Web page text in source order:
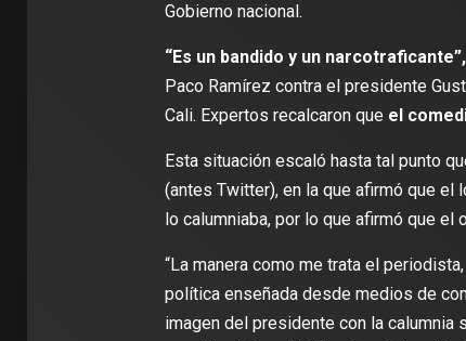
Gobierno nacional.
“Es un bandido y un narcotraficante”,
Paco Ramírez contra el presidente
Cali. Expertos recalcaron que el
Esta situación escaló hasta tal punto
(antes Twitter), en la que afirmó que el
lo calumniaba, por lo que afirmó que
“La manera como me trata el
política enseñada desde medios de
imagen del presidente con la
2 min